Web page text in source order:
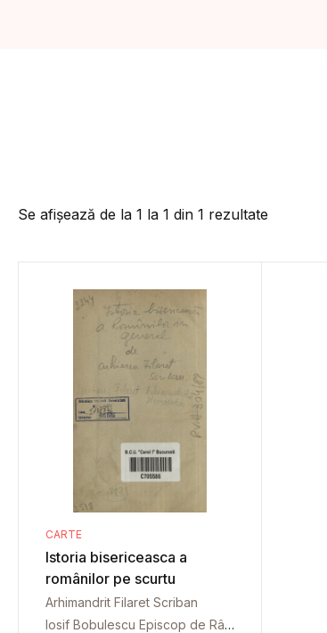
Se afișează de la 1 la 1 din 1 rezultate
CARTE
Istoria bisericeasca a
românilor pe scurtu
Arhimandrit Filaret Scriban
Iosif Bobulescu Episcop de Râmnic si Noul-Severin